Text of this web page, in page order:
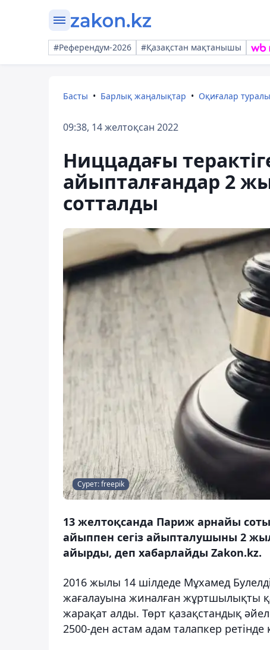
#Референдум-2026 #Қазақстан мақтанышы
Басты Барлық жаңалықтар Оқиғалар
09:38, 14 желтоқсан 2022
Ниццадағы
айыпталғандар 2
сотталды
Сурет: freepik
13 желтоқсанда Париж арнайы
айыппен сегіз айыпталушыны 2
айырды, деп хабарлайды Zakon.kz.
2016 жылы 14 шілдеде Мұхамед
жағалауына жиналған жұртшылықты
жарақат алды. Төрт қазақстандық
2500-ден астам адам талапкер